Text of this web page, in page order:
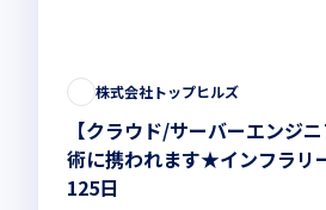
株式会社トップヒルズ
【クラウド/サーバーエンジ
術に携われます★インフラリ
125日